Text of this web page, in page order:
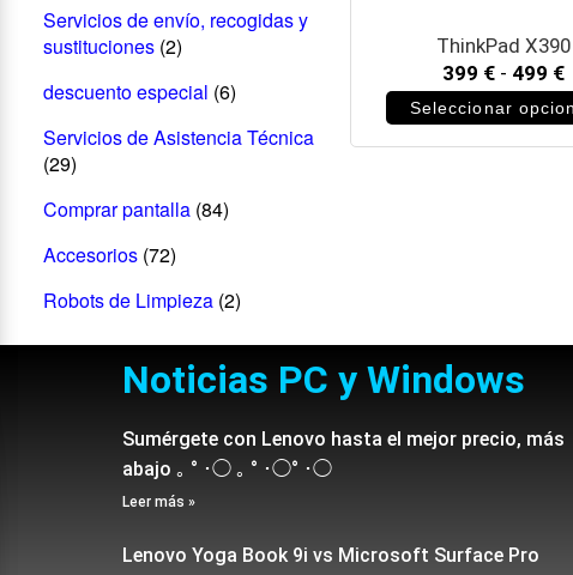
Servicios de envío, recogidas y
sustituciones (2)
descuento especial (6)
Servicios de Asistencia Técnica
(29)
Comprar pantalla (84)
Accesorios (72)
Robots de Limpieza (2)
ThinkPad X390
399 € - 499 €
Seleccionar
Noticias PC y Windows
Sumérgete con Lenovo hasta el mejor precio, más
abajo ｡ ° ･◯ ｡ ° ･◯° ･◯
Leer más »
Lenovo Yoga Book 9i vs Microsoft Surface Pro